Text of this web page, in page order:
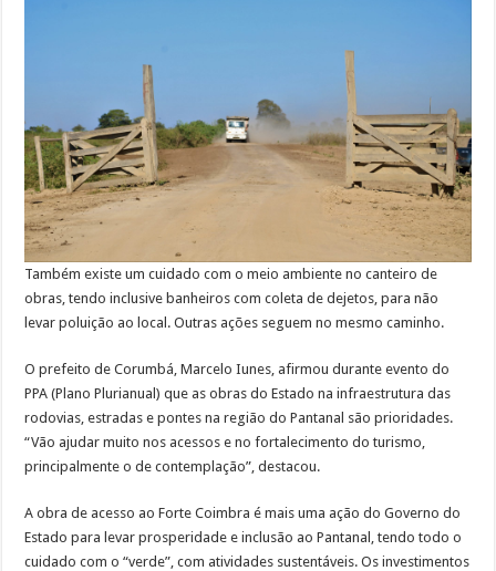
Também existe um cuidado com o meio ambiente no canteiro de
obras, tendo inclusive banheiros com coleta de dejetos, para não
levar poluição ao local. Outras ações seguem no mesmo caminho.
O prefeito de Corumbá, Marcelo Iunes, afirmou durante evento do
PPA (Plano Plurianual) que as obras do Estado na infraestrutura das
rodovias, estradas e pontes na região do Pantanal são prioridades.
“Vão ajudar muito nos acessos e no fortalecimento do turismo,
principalmente o de contemplação”, destacou.
A obra de acesso ao Forte Coimbra é mais uma ação do Governo do
Estado para levar prosperidade e inclusão ao Pantanal, tendo todo o
cuidado com o “verde”, com atividades sustentáveis. Os investimentos